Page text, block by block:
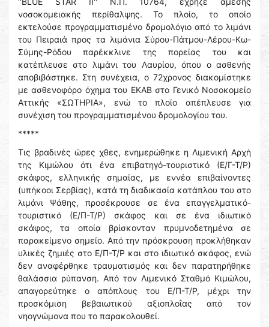
νοσοκομειακής περίθαλψης. Το πλοίο, το οποίο
εκτελούσε προγραμματισμένο δρομολόγιο από το λιμάνι
του Πειραιά προς τα λιμάνια Σύρου-Πάτμου-Λέρου-Κω-
Σύμης-Ρόδου παρέκκλινε της πορείας του και
κατέπλευσε στο λιμάνι του Λαυρίου, όπου ο ασθενής
αποβιβάστηκε. Στη συνέχεια, ο 72χρονος διακομίστηκε
με ασθενοφόρο όχημα του ΕΚΑΒ στο Γενικό Νοσοκομείο
Αττικής «ΣΩΤΗΡΙΑ», ενώ το πλοίο απέπλευσε για
συνέχιση του προγραμματισμένου δρομολογίου του.
*****
Τις βραδινές ώρες χθες, ενημερώθηκε η Λιμενική Αρχή
της Κιμώλου ότι ένα επιβατηγό-τουριστικό (Ε/Γ-Τ/Ρ)
σκάφος, ελληνικής σημαίας, με εννέα επιβαίνοντες
(υπήκοοι Σερβίας), κατά τη διαδικασία κατάπλου του στο
λιμάνι Ψάθης, προσέκρουσε σε ένα επαγγελματικό-
τουριστικό (Ε/Π-Τ/Ρ) σκάφος και σε ένα ιδιωτικό
σκάφος, τα οποία βρίσκονταν πρυμνοδετημένα σε
παρακείμενο σημείο. Από την πρόσκρουση προκλήθηκαν
υλικές ζημιές στο Ε/Π-Τ/Ρ και στο ιδιωτικό σκάφος, ενώ
δεν αναφέρθηκε τραυματισμός και δεν παρατηρήθηκε
θαλάσσια ρύπανση. Από τον Λιμενικό Σταθμό Κιμώλου,
απαγορεύτηκε ο απόπλους του Ε/Π-Τ/Ρ, μέχρι την
προσκόμιση βεβαιωτικού αξιοπλοΐας από τον
νηογνώμονα που το παρακολουθεί.